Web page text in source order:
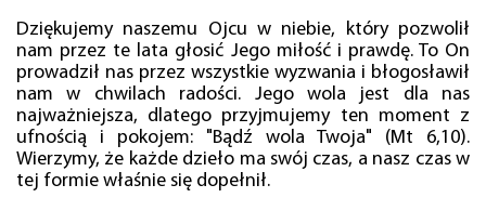
Dziękujemy naszemu Ojcu w niebie, który pozwolił
nam przez te lata głosić Jego miłość i prawdę. To On
prowadził nas przez wszystkie wyzwania i błogosławił
nam w chwilach radości. Jego wola jest dla nas
najważniejsza, dlatego przyjmujemy ten moment z
ufnością i pokojem: "Bądź wola Twoja" (Mt 6,10).
Wierzymy, że każde dzieło ma swój czas, a nasz czas w
tej formie właśnie się dopełnił.